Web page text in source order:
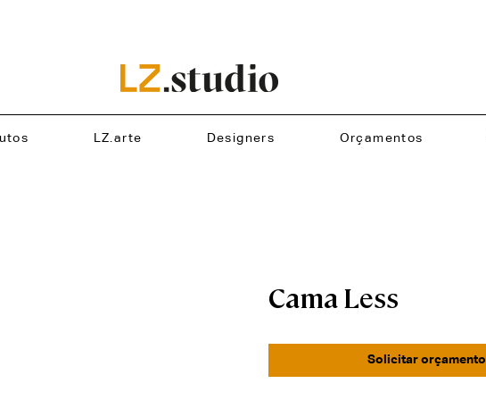
LZ.arte Designers Orçamentos
Cama Less
Solicitar orçamento